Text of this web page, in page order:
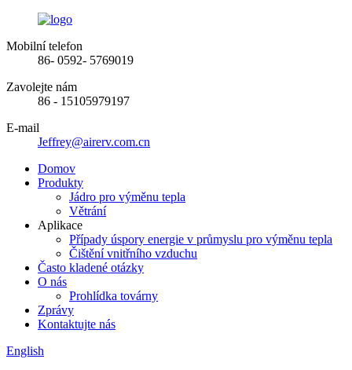
Mobilní telefon
86- 0592- 5769019
Zavolejte nám
86 - 15105979197
E-mail
Jeffrey@airerv.com.cn
Domov
Produkty
Jádro pro výměnu tepla
Větrání
Aplikace
Případy úspory energie v průmyslu pro výměnu tepla
Čištění vnitřního vzduchu
Často kladené otázky
O nás
Prohlídka továrny
Zprávy
Kontaktujte nás
English